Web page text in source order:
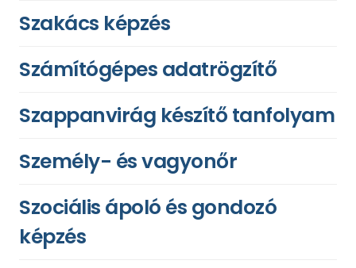
Szakács képzés
Számítógépes adatrögzítő
Szappanvirág készítő tanfolyam
Személy- és vagyonőr
Szociális ápoló és gondozó
képzés